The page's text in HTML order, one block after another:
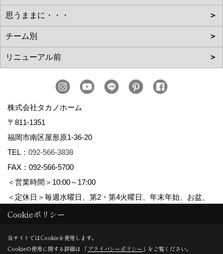
株式会社タカノホーム
〒811-1351
福岡市南区屋形原1-36-20
TEL： 092-566-3838
FAX：092-566-5700
＜営業時間＞10:00～17:00
＜定休日＞毎週水曜日、第2・第4火曜日、年末年始、お盆、
ゴールデンウィーク、夏季休暇
Copyright (c) TAKANO CONSTRUCTION CO.,LTD. All Rights Reserved.
Cookieポリシー
当サイトではCookieを使用します。
Cookieの使用に関する詳細は 「プライバシーポリシー 」をご覧ください。